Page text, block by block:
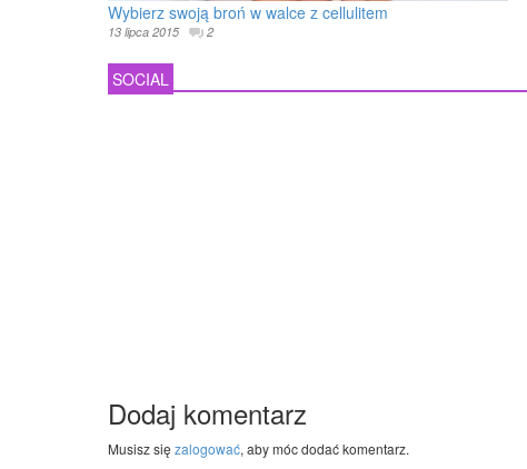
Wybierz swoją broń w walce z cellulitem
13 lipca 2015 2
SOCIAL
Dodaj komentarz
Musisz się zalogować, aby móc dodać komentarz.